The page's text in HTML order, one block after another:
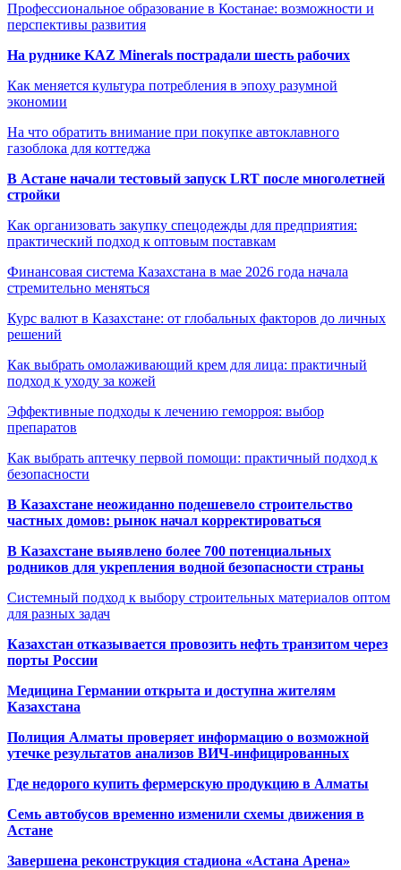
Профессиональное образование в Костанае: возможности и
перспективы развития
На руднике KAZ Minerals пострадали шесть рабочих
Как меняется культура потребления в эпоху разумной
экономии
На что обратить внимание при покупке автоклавного
газоблока для коттеджа
В Астане начали тестовый запуск LRT после многолетней
стройки
Как организовать закупку спецодежды для предприятия:
практический подход к оптовым поставкам
Финансовая система Казахстана в мае 2026 года начала
стремительно меняться
Курс валют в Казахстане: от глобальных факторов до личных
решений
Как выбрать омолаживающий крем для лица: практичный
подход к уходу за кожей
Эффективные подходы к лечению геморроя: выбор
препаратов
Как выбрать аптечку первой помощи: практичный подход к
безопасности
В Казахстане неожиданно подешевело строительство
частных домов: рынок начал корректироваться
В Казахстане выявлено более 700 потенциальных
родников для укрепления водной безопасности страны
Системный подход к выбору строительных материалов оптом
для разных задач
Казахстан отказывается провозить нефть транзитом через
порты России
Медицина Германии открыта и доступна жителям
Казахстана
Полиция Алматы проверяет информацию о возможной
утечке результатов анализов ВИЧ-инфицированных
Где недорого купить фермерскую продукцию в Алматы
Семь автобусов временно изменили схемы движения в
Астане
Завершена реконструкция стадиона «Астана Арена»